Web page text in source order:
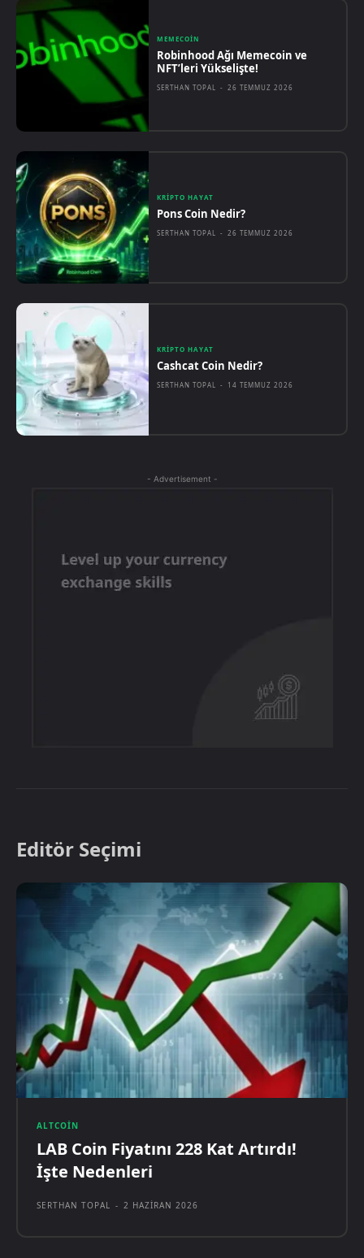
MEMECOIN
Robinhood Ağı Memecoin ve
NFT’leri Yükselişte!
SERTHAN TOPAL - 26 TEMMUZ 2026
KRIPTO HAYAT
Pons Coin Nedir?
SERTHAN TOPAL - 26 TEMMUZ 2026
KRIPTO HAYAT
Cashcat Coin Nedir?
SERTHAN TOPAL - 14 TEMMUZ 2026
- Advertisement -
Editör Seçimi
ALTCOIN
LAB Coin Fiyatını 228 Kat Artırdı!
İşte Nedenleri
SERTHAN TOPAL - 2 HAZIRAN 2026